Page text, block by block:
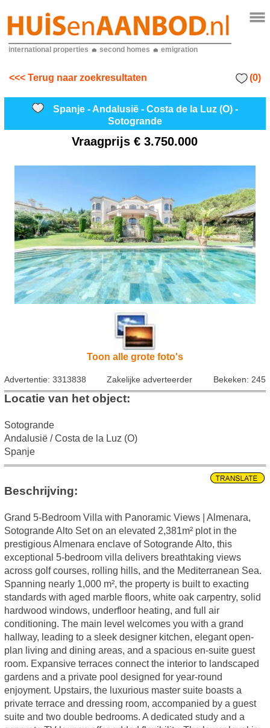
international properties second homes emigration
<<< Terug naar zoekresultaten (0)
Spanje - Andalusië - Costa de la Luz (O) -
Sotogrande
Vraagprijs€ 3.750.000
Toon alle grote foto's
Advertentie: 3313838 Zakelijke adverteerder Bekeken: 245
Locatie van het object:
Sotogrande
Andalusië / Costa de la Luz (O)
Spanje
Beschrijving:
Grand 5-Bedroom Villa with Panoramic Views | Almenara,
Sotogrande Alto Set on an elevated 2,381m² plot in the
prestigious Almenara enclave of Sotogrande Alto, this
exceptional 5-bedroom villa delivers breathtaking views
across golf courses, rolling hills, and the Mediterranean Sea.
Spanning nearly 1,000 m², the property is built to exacting
standards with aged marble floors, white oak carpentry, solid
hardwood windows, underfloor heating, and full air
conditioning. The main level welcomes you with a grand
hallway, leading to a sleek designer kitchen, elegant open-
plan living and dining areas, and a spacious en-suite guest
room. Expansive terraces connect the interior to landscaped
gardens and a private pool designed for year-round
enjoyment. Upstairs, the luxurious master suite boasts a
private terrace and dressing room, accompanied by a guest
suite and two double bedrooms. A dedicated study and a